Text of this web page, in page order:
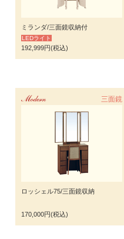
ミランダ/三面鏡収納付
LEDライト
192,999円(税込)
三面鏡
ロッシェル75/三面鏡収納
170,000円(税込)